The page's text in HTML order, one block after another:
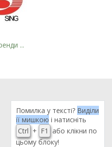
...
Помилка у тексті? Виділи
її мишкою і натисніть
Ctrl + F1
або клікни по
цьому блоку!